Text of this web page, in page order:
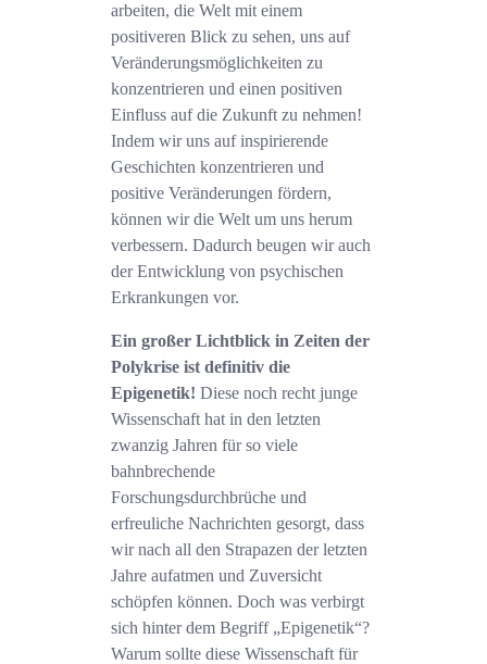
arbeiten, die Welt mit einem
positiveren Blick zu sehen, uns auf
Veränderungsmöglichkeiten zu
konzentrieren und einen positiven
Einfluss auf die Zukunft zu nehmen!
Indem wir uns auf inspirierende
Geschichten konzentrieren und
positive Veränderungen fördern,
können wir die Welt um uns herum
verbessern. Dadurch beugen wir auch
der Entwicklung von psychischen
Erkrankungen vor.
Ein großer Lichtblick in Zeiten der
Polykrise ist definitiv die
Epigenetik! Diese noch recht junge
Wissenschaft hat in den letzten
zwanzig Jahren für so viele
bahnbrechende
Forschungsdurchbrüche und
erfreuliche Nachrichten gesorgt, dass
wir nach all den Strapazen der letzten
Jahre aufatmen und Zuversicht
schöpfen können. Doch was verbirgt
sich hinter dem Begriff „Epigenetik“?
Warum sollte diese Wissenschaft für